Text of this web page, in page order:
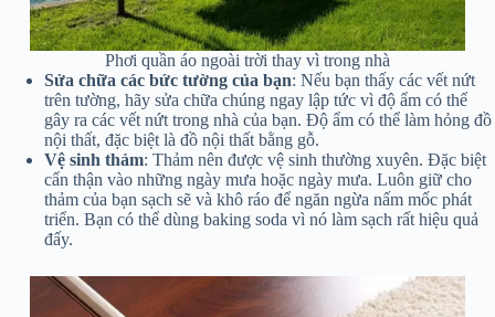
Phơi quần áo ngoài trời thay vì trong nhà
Sửa chữa các bức tường của bạn: Nếu bạn thấy các vết nứt
trên tường, hãy sửa chữa chúng ngay lập tức vì độ ẩm có thể
gây ra các vết nứt trong nhà của bạn. Độ ẩm có thể làm hỏng đồ
nội thất, đặc biệt là đồ nội thất bằng gỗ.
Vệ sinh thảm: Thảm nên được vệ sinh thường xuyên. Đặc biệt
cẩn thận vào những ngày mưa hoặc ngày mưa. Luôn giữ cho
thảm của bạn sạch sẽ và khô ráo để ngăn ngừa nấm mốc phát
triển. Bạn có thể dùng baking soda vì nó làm sạch rất hiệu quả
đấy.